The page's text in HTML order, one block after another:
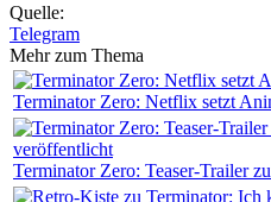
Quelle:
Telegram
Mehr zum Thema
Terminator Zero: Netflix setzt
Terminator Zero: Teaser-Trailer